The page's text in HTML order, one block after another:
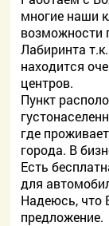
многие наши
возможности
Лабиринта
находится
центров.
Пункт
где
города. В
Есть
для
Надеюсь, что
предложение.